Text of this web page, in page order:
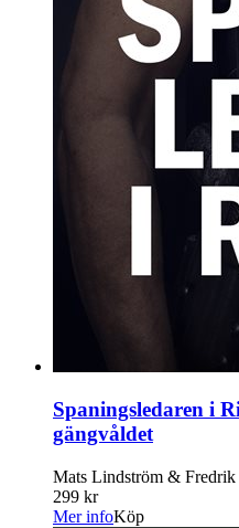
Spaningsledaren i
gängvåldet
Mats Lindström & Fredrik
299 kr
Mer infoKöp